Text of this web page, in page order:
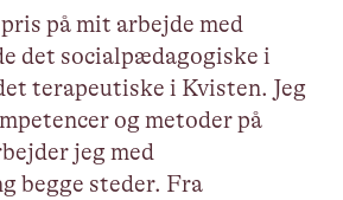
på mit arbejde med
det socialpædagogiske i
terapeutiske i Kvisten. Jeg
og metoder på
jeg med
begge steder. Fra